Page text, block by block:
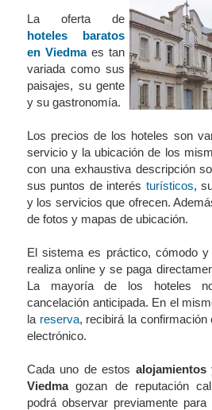
La oferta de
hoteles baratos
en Viedmaes tan
variada como sus
paisajes, su gente
y su gastronomía.
Los precios de los hoteles son
servicio y la ubicación de los
con una exhaustiva descripción
sus puntos de interés turísticos,
y los servicios que ofrecen.
de fotos y mapas de ubicación.
El sistema es práctico, cómodo y
realiza online y se paga
La mayoría de los hoteles
cancelación anticipada. En el
la reserva, recibirá la
electrónico.
Cada uno de estos
Viedmagozan de reputación
podrá observar previamente